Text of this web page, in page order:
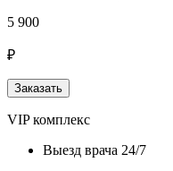
5 900
₽
Заказать
VIP комплекс
Выезд врача 24/7